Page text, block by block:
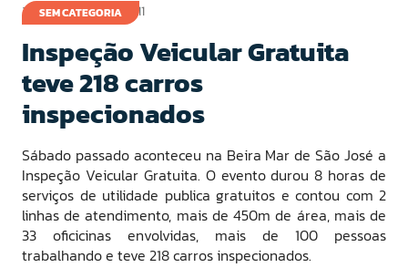
SEM CATEGORIA
21 de setembro de 2011
Inspeção Veicular Gratuita
teve 218 carros
inspecionados
Sábado passado aconteceu na Beira Mar de São José a
Inspeção Veicular Gratuita. O evento durou 8 horas de
serviços de utilidade publica gratuitos e contou com 2
linhas de atendimento, mais de 450m de área, mais de
33 oficicinas envolvidas, mais de 100 pessoas
trabalhando e teve 218 carros inspecionados.